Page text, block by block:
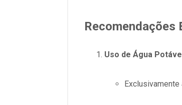
Recomendações
Uso de Água